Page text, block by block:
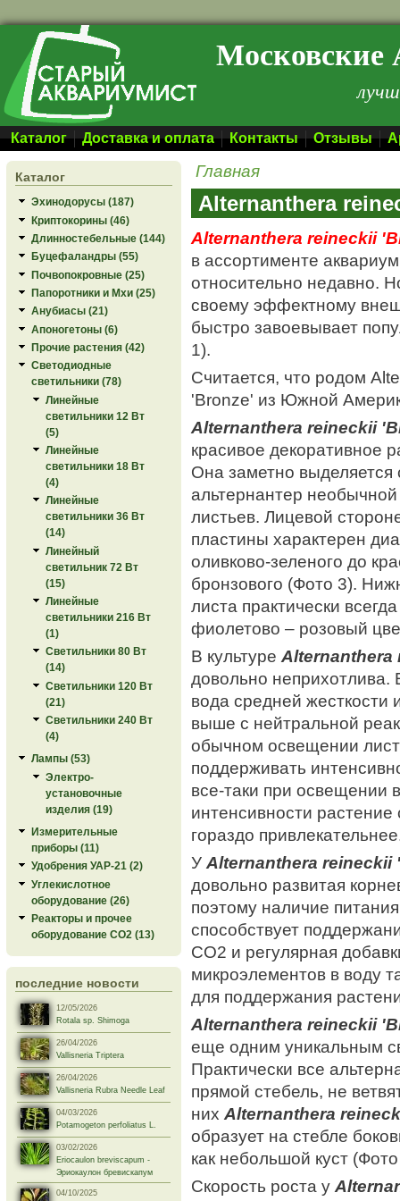
Перейти к основному содержанию Московские
Каталог Доставка и оплата Контакты Отзывы
Каталог
Эхинодорусы (187)
Криптокорины (46)
Длинностебельные (144)
Буцефаландры (55)
Почвопокровные (25)
Папоротники и Мхи (25)
Анубиасы (21)
Апоногетоны (6)
Прочие растения (42)
Светодиодные
светильники (78)
Линейные
светильники 12 Вт
(5)
Линейные
светильники 18 Вт
(4)
Линейные
светильники 36 Вт
(14)
Линейный
светильник 72 Вт
(15)
Линейные
светильники 216 Вт
(1)
Светильники 80 Вт
(14)
Светильники 120 Вт
(21)
Светильники 240 Вт
(4)
Лампы (53)
Электро-
установочные
изделия (19)
Измерительные
приборы (11)
Удобрения УАР-21 (2)
Углекислотное
оборудование (26)
Реакторы и прочее
оборудование СО2 (13)
последние новости
12/05/2026
Rotala sp. Shimoga
26/04/2026
Vallisneria Triptera
26/04/2026
Vallisneria Rubra Needle Leaf
04/03/2026
Potamogeton perfoliatus L.
03/02/2026
Eriocaulon breviscapum -
Эриокаулон бревискапум
04/10/2025
Главная
Alternanthera
Alternanthera reineckii
в ассортименте
относительно недавно.
своему эффектному
быстро завоевывает
1).
Считается, что родом
'Bronze' из Южной
Alternanthera reineckii
красивое декоративное
Она заметно выделяется
альтернантер необычной
листьев. Лицевой
пластины характерен
оливково-зеленого до
бронзового (Фото 3).
листа практически
фиолетово – розовый
В культуреAlternanthera
довольно неприхотлива.
вода средней жесткости
выше с нейтральной
обычном освещении
поддерживать
все-таки при освещении
интенсивности растение
гораздо
УAlternanthera reineckii
довольно развитая
поэтому наличие
способствует
СО2 и регулярная
микроэлементов в воду
для поддержания
Alternanthera reineckii
еще одним уникальным
Практически все
прямой стебель, не
нихAlternanthera
образует на стебле
как небольшой куст
Скорость роста у